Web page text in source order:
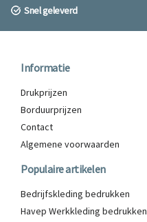
Snel geleverd
Informatie
Drukprijzen
Borduurprijzen
Contact
Algemene voorwaarden
Populaire artikelen
Bedrijfskleding bedrukken
Havep Werkkleding bedrukken